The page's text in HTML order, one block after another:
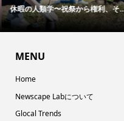
休暇の人類学〜祝祭から権利、そ...
MENU
Home
Newscape Labについて
Glocal Trends